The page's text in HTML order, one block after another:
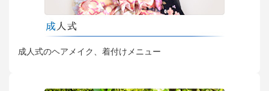
成人式のヘアメイク、着付けメニュー